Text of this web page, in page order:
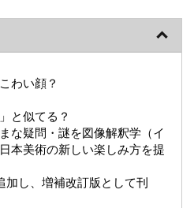
わい顔？
と似てる？
な疑問・謎を図像解釈学（イ
本美術の新しい楽しみ方を提
し、増補改訂版として刊